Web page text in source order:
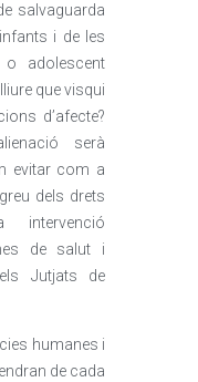
salvaguarda
i de les
o adolescent
que visqui
d’afecte?
serà
evitar com a
dels drets
de salut i
Jutjats de
humanes i
de cada